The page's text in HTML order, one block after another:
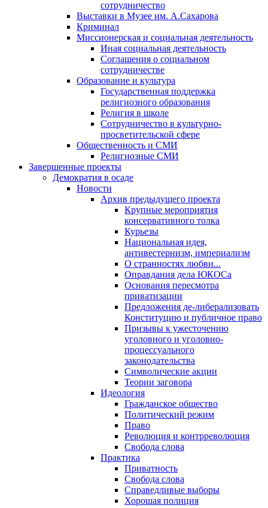
сотрудничество
Выставки в Музее им. А.Сахарова
Криминал
Миссионерская и социальная деятельность
Иная социальная деятельность
Соглашения о социальном
сотрудничестве
Образование и культура
Государственная поддержка
религиозного образования
Религия в школе
Сотрудничество в культурно-
просветительской сфере
Общественность и СМИ
Религиозные СМИ
Завершенные проекты
Демократия в осаде
Новости
Архив предыдущего проекта
Крупные мероприятия
консервативного толка
Курьезы
Национальная идея,
антивестернизм, империализм
О странностях любви...
Оправдания дела ЮКОСа
Основания пересмотра
приватизации
Предложения де-либерализовать
Конституцию и публичное право
Призывы к ужесточению
уголовного и уголовно-
процессуального
законодательства
Символические акции
Теории заговора
Идеология
Гражданское общество
Политический режим
Право
Революция и контрреволюция
Свобода слова
Практика
Приватность
Свобода слова
Справедливые выборы
Хорошая полиция